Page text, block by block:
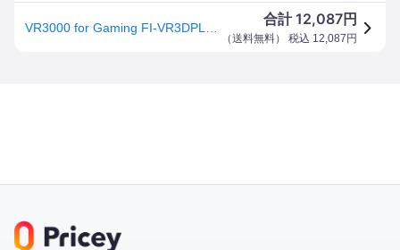
合計12,087円
（送料無料） 税込 12,087 円